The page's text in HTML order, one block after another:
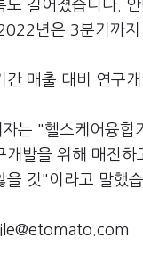
도 길어졌습니다.
년은 3분기까지
간 매출 대비 연구
는 "헬스케어융합
개발을 위해 매진
을 것"이라고 말했